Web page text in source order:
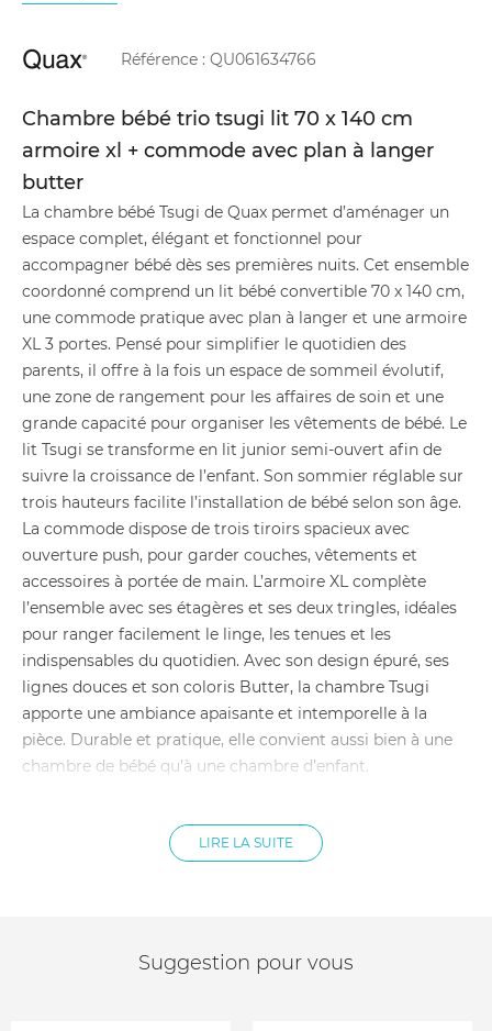
Référence : QU061634766
Chambre bébé trio tsugi lit 70 x 140 cm
armoire xl + commode avec plan à langer
butter
La chambre bébé Tsugi de Quax permet d’aménager un
espace complet, élégant et fonctionnel pour
accompagner bébé dès ses premières nuits. Cet ensemble
coordonné comprend un lit bébé convertible 70 x 140 cm,
une commode pratique avec plan à langer et une armoire
XL 3 portes. Pensé pour simplifier le quotidien des
parents, il offre à la fois un espace de sommeil évolutif,
une zone de rangement pour les affaires de soin et une
grande capacité pour organiser les vêtements de bébé. Le
lit Tsugi se transforme en lit junior semi-ouvert afin de
suivre la croissance de l’enfant. Son sommier réglable sur
trois hauteurs facilite l’installation de bébé selon son âge.
La commode dispose de trois tiroirs spacieux avec
ouverture push, pour garder couches, vêtements et
accessoires à portée de main. L’armoire XL complète
l’ensemble avec ses étagères et ses deux tringles, idéales
pour ranger facilement le linge, les tenues et les
indispensables du quotidien. Avec son design épuré, ses
lignes douces et son coloris Butter, la chambre Tsugi
apporte une ambiance apaisante et intemporelle à la
pièce. Durable et pratique, elle convient aussi bien à une
chambre de bébé qu’à une chambre d’enfant.
Pack composé d’un lit bébé convertible, d’une
commode et d’une armoire XL
Lit bébé compatible avec un matelas 70 x 140 cm
Matelas non inclus . Commode avec 3 tiroirs spacieux .
Tiroirs sans poignées avec système push
LIRE LA SUITE
Suggestion pour vous